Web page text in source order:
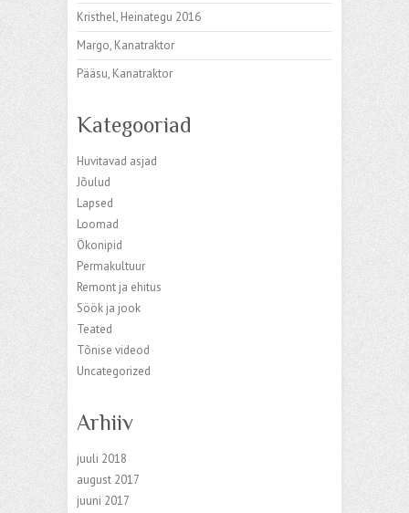
Kristhel, Heinategu 2016
Margo, Kanatraktor
Pääsu, Kanatraktor
Kategooriad
Huvitavad asjad
Jõulud
Lapsed
Loomad
Ökonipid
Permakultuur
Remont ja ehitus
Söök ja jook
Teated
Tõnise videod
Uncategorized
Arhiiv
juuli 2018
august 2017
juuni 2017